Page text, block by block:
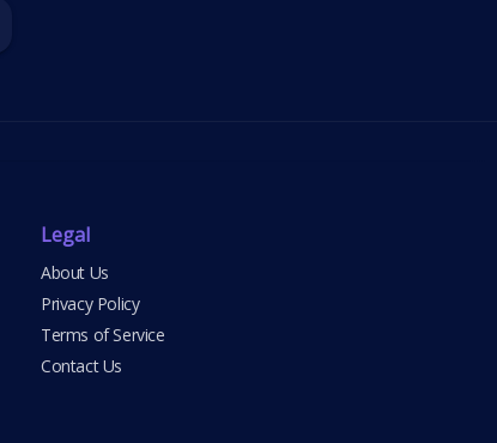
Legal
About Us
Privacy Policy
Terms of Service
Contact Us